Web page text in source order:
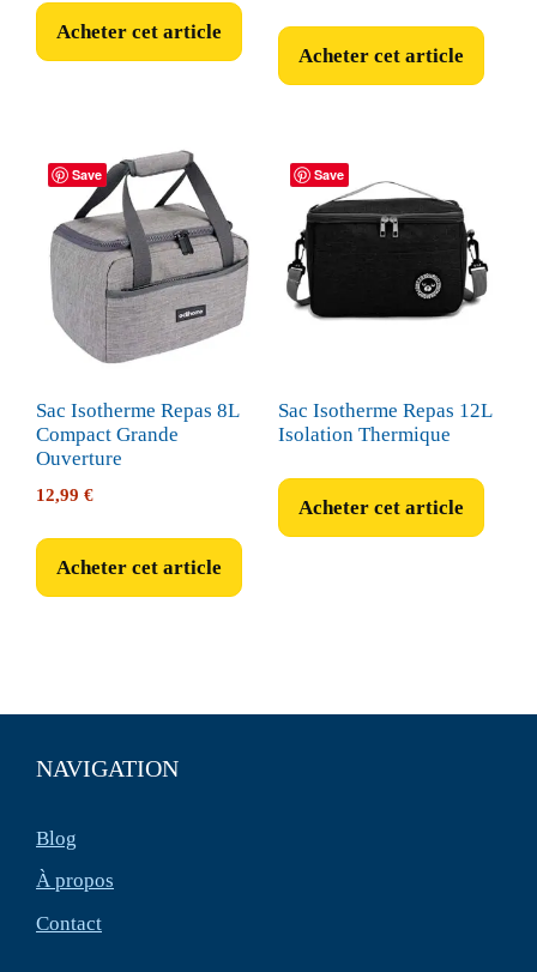
était :
22,99 €.
est :
20,99 €.
Acheter cet article
Acheter cet article
Save
Sac Isotherme Repas 8L
Compact Grande
Ouverture
12,99 €
Acheter cet article
Save
Sac Isotherme Repas 12L
Isolation Thermique
Acheter cet article
NAVIGATION
Blog
À propos
Contact